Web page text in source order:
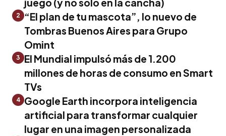
juego (y no solo en la cancha)
2
“El plan de tu mascota”, lo nuevo de
Tombras Buenos Aires para Grupo
Omint
3
El Mundial impulsó más de 1.200
millones de horas de consumo en Smart
TVs
4 Google Earth incorpora inteligencia
artificial para transformar cualquier
lugar en una imagen personalizada